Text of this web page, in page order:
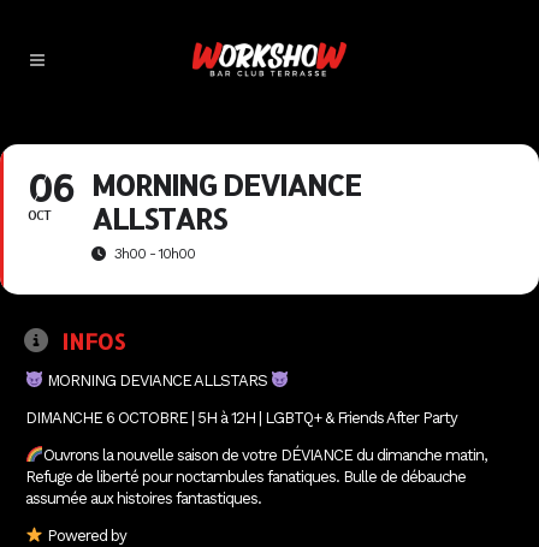
06
OCT
MORNING DEVIANCE
ALLSTARS
3h00 - 10h00
INFOS
MORNING DEVIANCE ALLSTARS
DIMANCHE 6 OCTOBRE | 5H à 12H | LGBTQ+ & Friends After Party
Ouvrons la nouvelle saison de votre DÉVIANCE du dimanche matin,
Refuge de liberté pour noctambules fanatiques. Bulle de débauche
assumée aux histoires fantastiques.
Powered by